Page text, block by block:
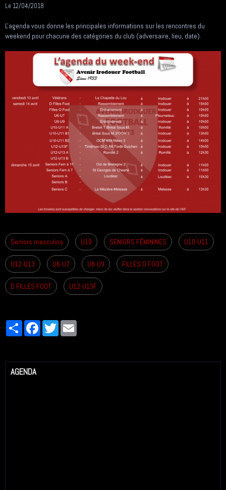
Le 12/04/2018
L'agenda vous donne les principales informations sur les rencontres du
weekend pour chacune des catégories du club (adversaire, lieu, date).
Seniors masculins U19 SENIORS FÉMININES U10-U11
U12-U13 U6-U7 U8-U9 FILLES O FOOT
D FILLES FOOT U12-U13F
PartagerFacebookTwitter
AGENDA